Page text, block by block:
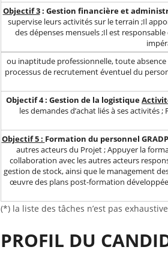
Objectif 3: Gestion financière et
supervise leurs activités sur le terrain ;Il
des dépenses mensuels ;Il est
ou inaptitude professionnelle, toute
processus de recrutement éventuel du
Objectif 4 : Gestion de la logistique
les demandes d’achat liés à ses
Objectif 5 : Formation du personnel
autres acteurs du Projet ; Appuyer la
collaboration avec les autres acteurs
gestion de stock, ainsi que le management
œuvre des plans post-formation
(*) la liste des tâches n’est pas exhaustive
PROFIL DU